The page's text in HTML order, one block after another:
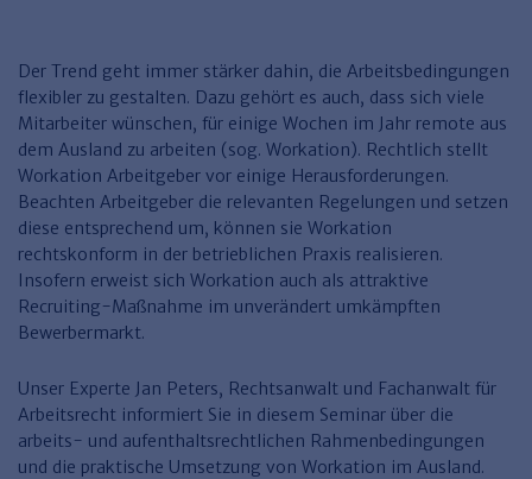
Arbeitsrecht
Entgeltabrechnung
Führung
Personalmanagement und
Organisation
Personalentwicklung und
Talentmanagement
Persönlichkeitsentwicklung
Steuerrecht
Rechnungswesen
Entgeltabrechnung
Steuerkanzlei und Gebühren
Software und Tools
Recht & Compliance
Finden Sie Ihr Thema
Familien- und Erbrecht
Miet- und WE-Recht
Rechtsanwaltskanzlei und Gebühren
Verkehrsrecht
Wirtschaftsrecht
Sozialrecht
Compliance
Immobilien
Finden Sie Ihr Thema
Miet- und Bestandsverwaltung
WEG-Verwaltung
Wohnungswirtschaft
Immobilienverwaltung
Zurück
Öffentlicher Dienst
Finden Sie Ihr Thema
TV-L
TVöD
Kommunale Finanzen
SGB & Sozialwesen
Zurück
Arbeitsschutz & BGM
Finden Sie Ihr Thema
Arbeitsschutz
Betriebliches
Gesundheitsmanagement
Zurück
Produktpräsentationen
Finden Sie Ihr Thema
Der Trend geht immer stärker dahin, die Arbeitsbedingungen
flexibler zu gestalten. Dazu gehört es auch, dass sich viele
Mitarbeiter wünschen, für einige Wochen im Jahr remote aus
dem Ausland zu arbeiten (sog. Workation). Rechtlich stellt
Workation Arbeitgeber vor einige Herausforderungen.
Beachten Arbeitgeber die relevanten Regelungen und setzen
diese entsprechend um, können sie Workation
rechtskonform in der betrieblichen Praxis realisieren.
Insofern erweist sich Workation auch als attraktive
Recruiting-Maßnahme im unverändert umkämpften
Bewerbermarkt.
Unser Experte Jan Peters, Rechtsanwalt und Fachanwalt für
Arbeitsrecht informiert Sie in diesem Seminar über die
arbeits- und aufenthaltsrechtlichen Rahmenbedingungen
und die praktische Umsetzung von Workation im Ausland.